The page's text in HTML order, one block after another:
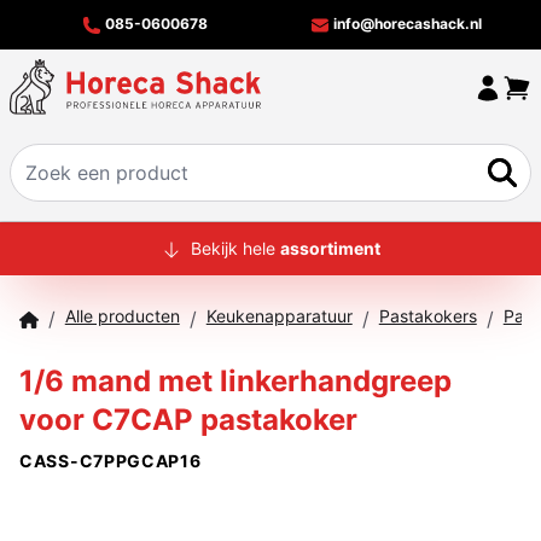
085-0600678 info@horecashack.nl
HOME
MERKEN
OFFERTECHECKER
Bekijk hele assortiment
/ Alle producten / Keukenapparatuur / Pastakokers /
1/6 mand met linkerhandgreep
voor C7CAP pastakoker
CASS-C7PPGCAP16